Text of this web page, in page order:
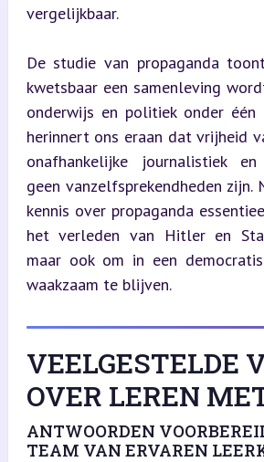
vergelijkbaar.
De studie van propaganda
kwetsbaar een samenleving
onderwijs en politiek onder één
herinnert ons eraan dat vrijheid
onafhankelijke journalistiek
geen vanzelfsprekendheden
kennis over propaganda
het verleden van Hitler en
maar ook om in een
waakzaam te blijven.
VEELGESTELDE
OVER LEREN
ANTWOORDEN
TEAM VAN ERVAREN